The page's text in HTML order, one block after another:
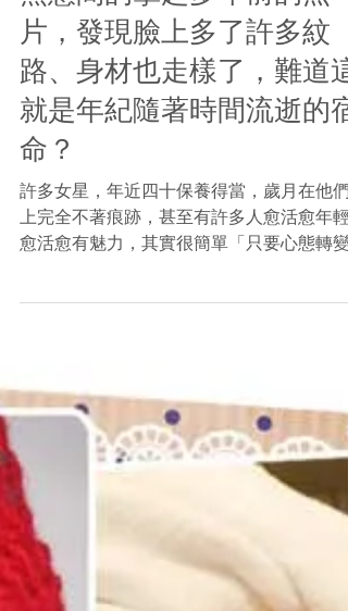
無意間的拿起多年前的照
片，發現臉上多了許多紋
路、身材也走樣了，難道這
就是年紀隨著時間流逝的宿
命？
許多女星，年近四十保養得當，歲月在他們
上完全不著痕跡，甚至有許多人愈活愈年輕
維持美麗的臉龐與姿態不是件難事，擁有永